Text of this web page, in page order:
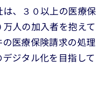
、３０以上の医療保
人の加入者を抱えて
医療保険請求の処理
ジタル化を目指して